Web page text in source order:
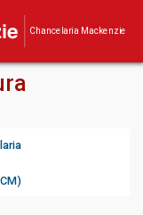
Chancelaria Mackenzie